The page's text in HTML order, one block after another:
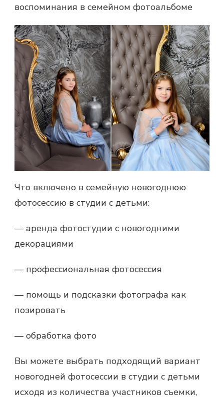
воспоминания в семейном фотоальбоме
Что включено в семейную новогоднюю
фотосессию в студии с детьми:
— аренда фотостудии с новогодними
декорациями
— профессиональная фотосессия
— помощь и подсказки фотографа как
позировать
— обработка фото
Вы можете выбрать подходящий вариант
новогодней фотосессии в студии с детьми
исходя из количества участников съемки,